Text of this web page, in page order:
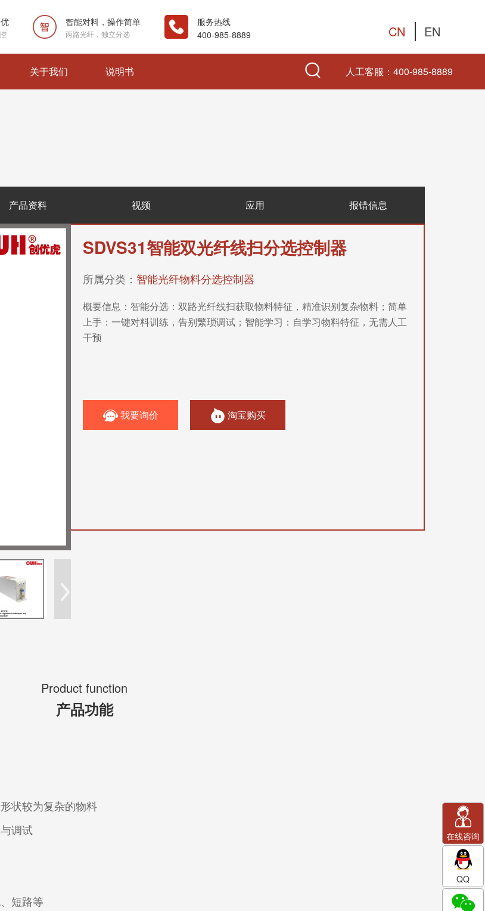
智能对料，操作简单
两路光纤，独立分选
服务热线
400-985-8889
CN EN
关于我们 说明书 人工客服：400-985-8889
产品资料 视频 应用 报错信息
SDVS31智能双光纤线扫分选控制器
所属分类： 智能光纤物料分选控制器
概要信息： 智能分选：双路光纤线扫获取物料特征，精准识别复杂物料；简单
上手：一键对料训练，告别繁琐调试；智能学习：自学习物料特征，无需人工
干预
我要询价 淘宝购买
Product function
产品功能
状较为复杂的物料
调试
短路等
在线咨询
QQ